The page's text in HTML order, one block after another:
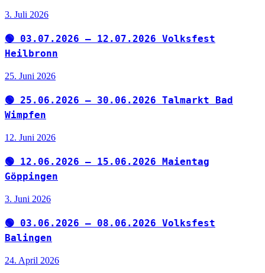
3. Juli 2026
🟢 03.07.2026 – 12.07.2026 Volksfest
Heilbronn
25. Juni 2026
🟢 25.06.2026 – 30.06.2026 Talmarkt Bad
Wimpfen
12. Juni 2026
🟢 12.06.2026 – 15.06.2026 Maientag
Göppingen
3. Juni 2026
🟢 03.06.2026 – 08.06.2026 Volksfest
Balingen
24. April 2026